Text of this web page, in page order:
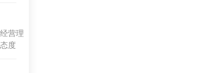
营理
度